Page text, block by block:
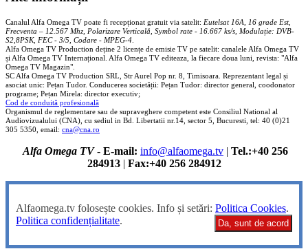
Canalul Alfa Omega TV poate fi recepționat gratuit via satelit: Eutelsat 16A, 16 grade Est,
Frecventa – 12.567 Mhz, Polarizare Verticală, Symbol rate - 16.667 ks/s, Modulație: DVB-
S2,8PSK, FEC - 3/5, Codare - MPEG-4
Alfa Omega TV Production deține 2 licențe de emisie TV pe satelit: canalele Alfa Omega TV
și Alfa Omega TV Internațional. Alfa Omega TV editeaza, la fiecare doua luni, revista: "Alfa
Omega TV Magazin".
SC Alfa Omega TV Production SRL, Str Aurel Pop nr. 8, Timisoara. Reprezentant legal și
asociat unic: Pețan Tudor. Conducerea societății: Pețan Tudor: director general, coodonator
programe; Pețan Mirela: director executiv;
Cod de conduită profesională
Organismul de reglementare sau de supraveghere competent este Consiliul National al
Audiovizualului (CNA), cu sediul in Bd. Libertatii nr.14, sector 5, Bucuresti, tel: 40 (0)21
305 5350, email: cna@cna.ro
Alfa Omega TV- E-mail: info@alfaomega.tv | Tel.:+40 256
284913| Fax:+40 256 284912
Alfaomega.tv folosește cookies. Info și setări: Politica Cookies.
Politica confidențialitate. Da, sunt de acord